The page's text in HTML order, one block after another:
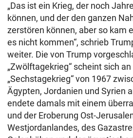
„Das ist ein Krieg, der noch
können, und der den ganzen
zerstören können, aber so kam
es nicht kommen“, schrieb
weiter. Die von Trump
„Zwölftagekrieg“ scheint sich an
„Sechstagekrieg“ von 1967
Ägypten, Jordanien und Syrien
endete damals mit einem
und der Eroberung Ost-
Westjordanlandes, des